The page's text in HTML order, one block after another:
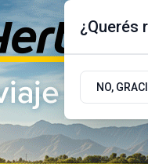
¿Querés
NO,